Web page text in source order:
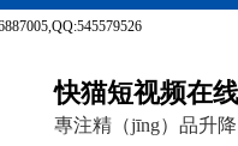
快猫短视频在
專注精（jīng）品升